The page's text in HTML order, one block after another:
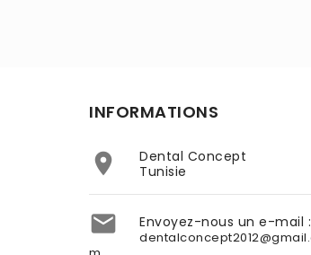
INFORMATIONS

Dental Concept
Tunisie
 Envoyez-nous un e-mail :